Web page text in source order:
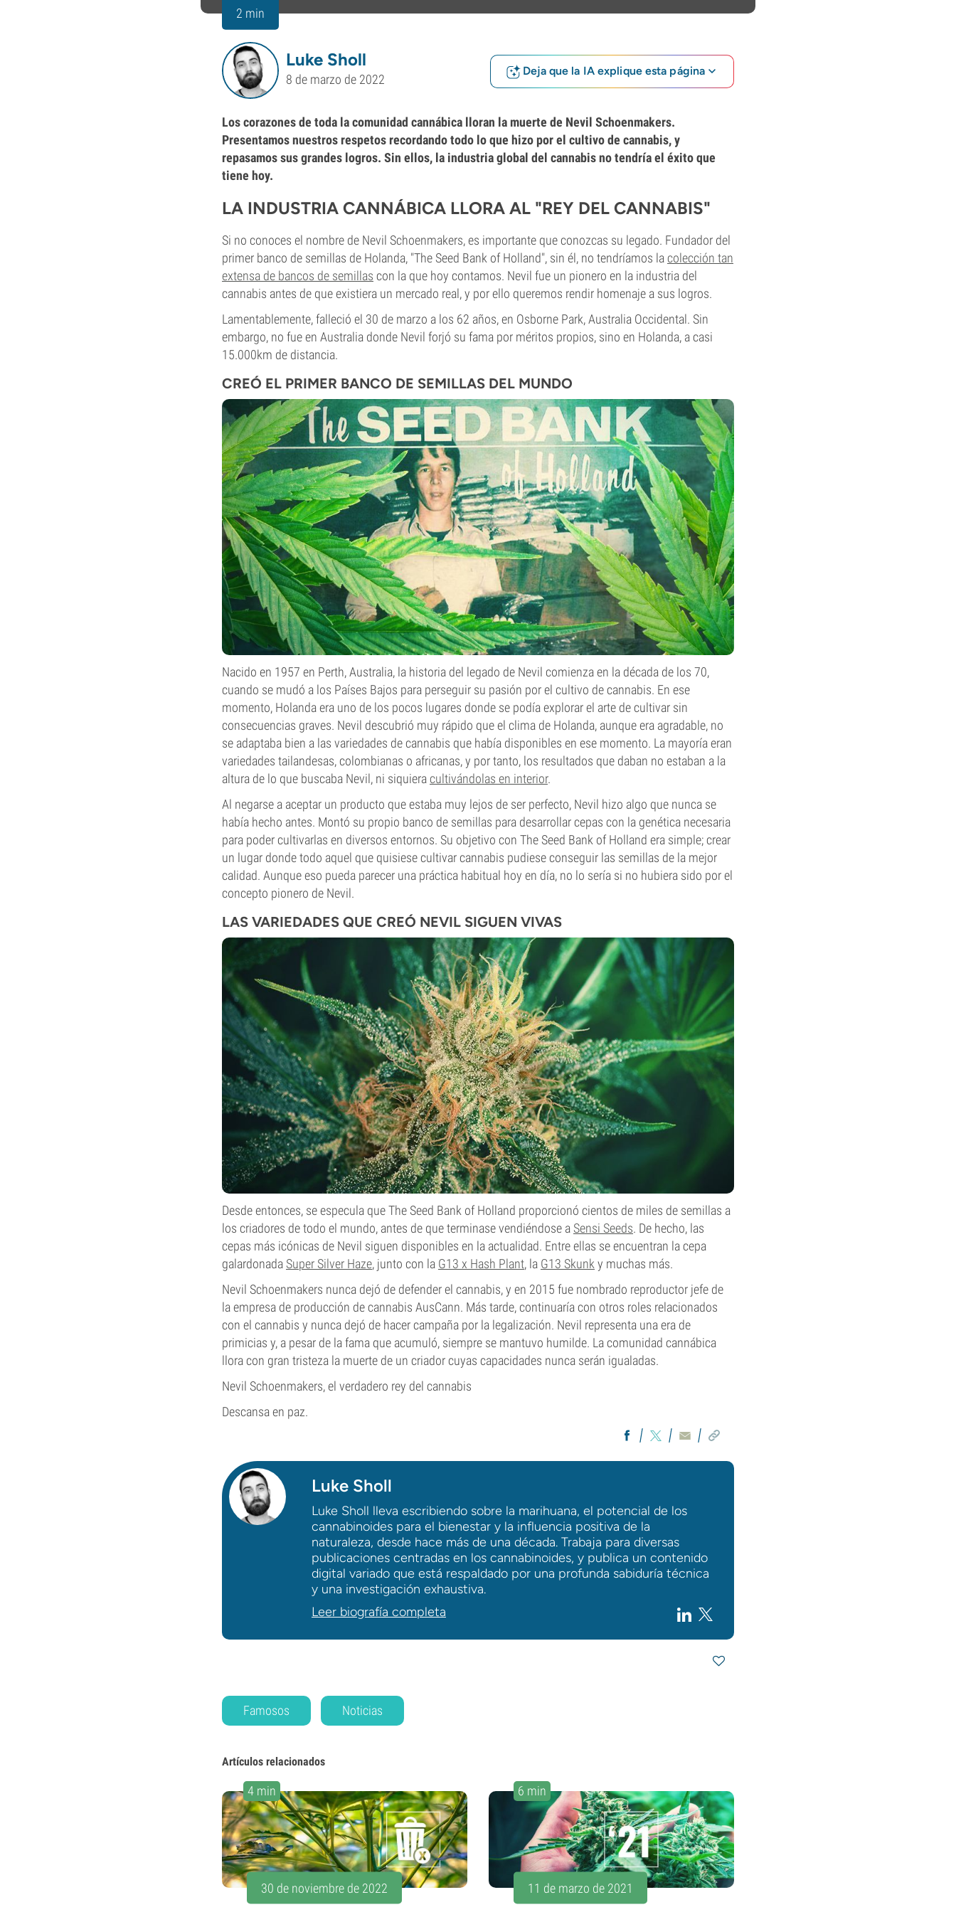
2 min
Luke Sholl
8 de marzo de 2022
Deja que la IA explique esta página
Los corazones de toda la comunidad cannábica lloran la muerte de Nevil Schoenmakers.
Presentamos nuestros respetos recordando todo lo que hizo por el cultivo de cannabis, y
repasamos sus grandes logros. Sin ellos, la industria global del cannabis no tendría el éxito que
tiene hoy.
LA INDUSTRIA CANNÁBICA LLORA AL "REY DEL CANNABIS"
Si no conoces el nombre de Nevil Schoenmakers, es importante que conozcas su legado. Fundador del
primer banco de semillas de Holanda, "The Seed Bank of Holland", sin él, no tendríamos lacolección tan
extensa de bancos de semillas con la que hoy contamos. Nevil fue un pionero en la industria del
cannabis antes de que existiera un mercado real, y por ello queremos rendir homenaje a sus logros.
Lamentablemente, falleció el 30 de marzo a los 62 años, en Osborne Park, Australia Occidental. Sin
embargo, no fue en Australia donde Nevil forjó su fama por méritos propios, sino en Holanda, a casi
15.000km de distancia.
CREÓ EL PRIMER BANCO DE SEMILLAS DEL MUNDO
Nacido en 1957 en Perth, Australia, la historia del legado de Nevil comienza en la década de los 70,
cuando se mudó a los Países Bajos para perseguir su pasión por el cultivo de cannabis. En ese
momento, Holanda era uno de los pocos lugares donde se podía explorar el arte de cultivar sin
consecuencias graves. Nevil descubrió muy rápido que el clima de Holanda, aunque era agradable, no
se adaptaba bien a las variedades de cannabis que había disponibles en ese momento. La mayoría eran
variedades tailandesas, colombianas o africanas, y por tanto, los resultados que daban no estaban a la
altura de lo que buscaba Nevil, ni siquieracultivándolas en interior.
Al negarse a aceptar un producto que estaba muy lejos de ser perfecto, Nevil hizo algo que nunca se
había hecho antes. Montó su propio banco de semillas para desarrollar cepas con la genética necesaria
para poder cultivarlas en diversos entornos. Su objetivo con The Seed Bank of Holland era simple; crear
un lugar donde todo aquel que quisiese cultivar cannabis pudiese conseguir las semillas de la mejor
calidad. Aunque eso pueda parecer una práctica habitual hoy en día, no lo sería si no hubiera sido por el
concepto pionero de Nevil.
LAS VARIEDADES QUE CREÓ NEVIL SIGUEN VIVAS
Desde entonces, se especula que The Seed Bank of Holland proporcionó cientos de miles de semillas a
los criadores de todo el mundo, antes de que terminase vendiéndose a Sensi Seeds. De hecho, las
cepas más icónicas de Nevil siguen disponibles en la actualidad. Entre ellas se encuentran la cepa
galardonada Super Silver Haze, junto con la G13 x Hash Plant, la G13 Skunk y muchas más.
Nevil Schoenmakers nunca dejó de defender el cannabis, y en 2015 fue nombrado reproductor jefe de
la empresa de producción de cannabis AusCann. Más tarde, continuaría con otros roles relacionados
con el cannabis y nunca dejó de hacer campaña por la legalización. Nevil representa una era de
primicias y, a pesar de la fama que acumuló, siempre se mantuvo humilde. La comunidad cannábica
llora con gran tristeza la muerte de un criador cuyas capacidades nunca serán igualadas.
Nevil Schoenmakers, el verdadero rey del cannabis
Descansa en paz.
Luke Sholl
Luke Sholl lleva escribiendo sobre la marihuana, el potencial de los
cannabinoides para el bienestar y la influencia positiva de la
naturaleza, desde hace más de una década. Trabaja para diversas
publicaciones centradas en los cannabinoides, y publica un contenido
digital variado que está respaldado por una profunda sabiduría técnica
y una investigación exhaustiva.
Leer biografía completa
Famosos Noticias
Artículos relacionados
4 min
30 de noviembre de 2022
6 min
11 de marzo de 2021